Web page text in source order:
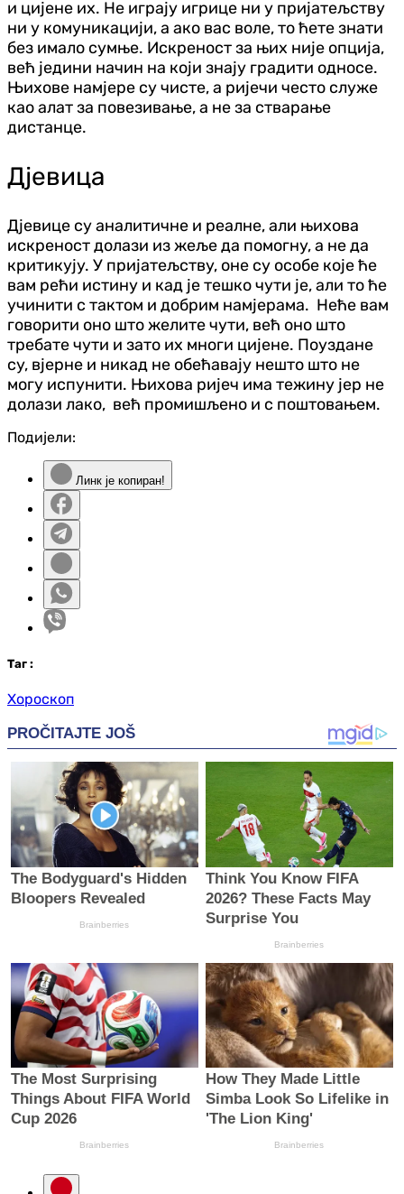
и цијене их. Не играју игрице ни у пријатељству
ни у комуникацији, а ако вас воле, то ћете знати
без имало сумње. Искреност за њих није опција,
већ једини начин на који знају градити односе.
Њихове намјере су чисте, а ријечи често служе
као алат за повезивање, а не за стварање
дистанце.
Д‌јевица
Д‌јевице су аналитичне и реалне, али њихова
искреност долази из жеље да помогну, а не да
критикују. У пријатељству, оне су особе које ће
вам рећи истину и кад је тешко чути је, али то ће
учинити с тактом и добрим намјерама. Неће вам
говорити оно што желите чути, већ оно што
требате чути и зато их многи цијене. Поуздане
су, вјерне и никад не обећавају нешто што не
могу испунити. Њихова ријеч има тежину јер не
долази лако, већ промишљено и с поштовањем.
Подијели:
Линк је копиран!
Таг :
Хороскоп